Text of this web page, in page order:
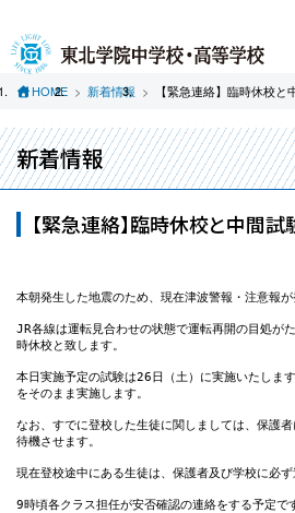
HOME 新着情報 【緊急連絡】臨時休校
新着情報
【緊急連絡】臨時休校と中間
本朝発生した地震のため、現在津波警報・注意報が
JR各線は運転見合わせの状態で運転再開の目処が
時休校と致します。
本日実施予定の試験は26日（土）に実施いたしま
をそのまま実施します。
なお、すでに登校した生徒に関しましては、保護
待機させます。
現在登校途中にある生徒は、保護者及び学校に必ず
9時頃各クラス担任が安否確認の連絡をする予定で